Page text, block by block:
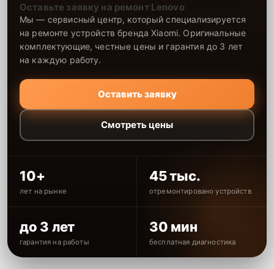
Оставьте заявку на ремонт Lenovo
Мы — сервисный центр, который специализируется
на ремонте устройств бренда Xiaomi. Оригинальные
комплектующие, честные цены и гарантия до 3 лет
на каждую работу.
Оставить заявку
Смотреть цены
10+
лет на рынке
45 тыс.
отремонтировано устройств
до 3 лет
гарантия на работы
30 мин
бесплатная диагностика